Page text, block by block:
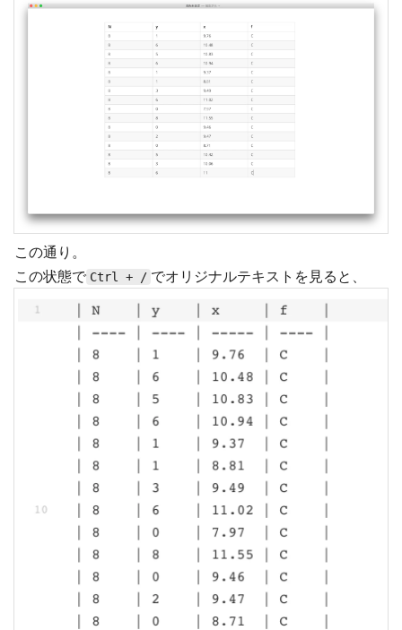
この通り。
この状態で Ctrl + / でオリジナルテキストを見ると、